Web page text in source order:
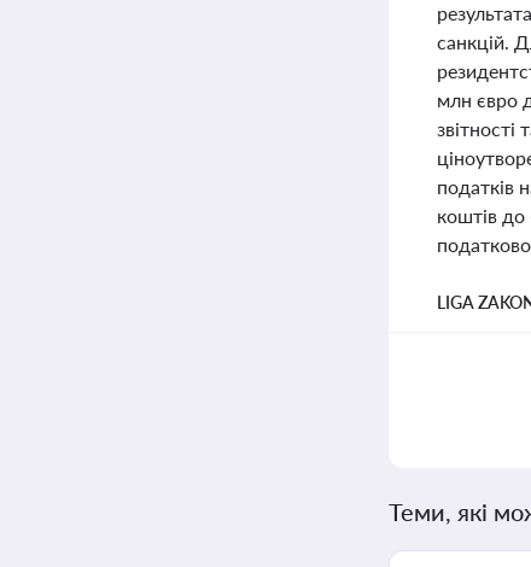
санкцій.
млн євро
податків
коштів до
LIGA
Теми, які